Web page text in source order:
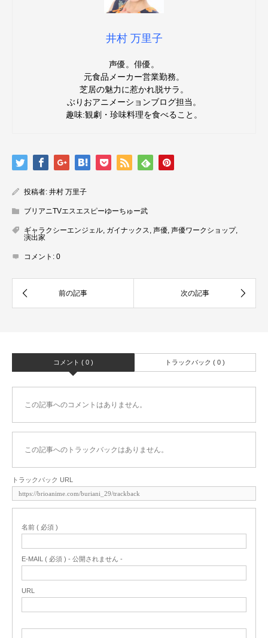
井村 万里子
声優。俳優。
元食品メーカー営業勤務。
芝居の魅力に惹かれ脱サラ。
ぶりおアニメーションブログ担当。
趣味:観劇・珍味料理を食べること。
投稿者: 井村 万里子
ブリアニTVエスエスピーゆーちゅー武
ギャラクシーエンジェル ガイナックス 声優 声優ワークショップ,
演出家
コメント: 0
コメント ( 0 ) トラックバック ( 0 )
この記事へのコメントはありません。
この記事へのトラックバックはありません。
トラックバック URL
名前 ( 必須 )
E-MAIL ( 必須 ) - 公開されません -
URL